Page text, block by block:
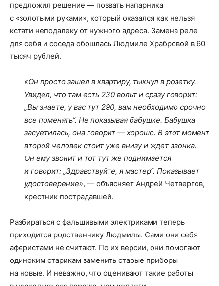
предложил решение — позвать напарника
с «золотыми руками», который оказался как нельзя
кстати неподалеку от нужного адреса. Замена реле
для себя и соседа обошлась Людмиле Храбровой в 60
тысяч рублей.
«Он просто зашел в квартиру, тыкнул в розетку.
Увидел, что там есть 230 вольт и сразу говорит:
„Вы знаете, у вас тут 290, вам необходимо срочно
все поменять“. Не показывая бабушке. Бабушка
засуетилась, она говорит — хорошо. В этот момент
второй человек стоит уже внизу и ждет звонка.
Он ему звонит и тот тут же поднимается
и говорит: „Здравствуйте, я мастер“. Показывает
удостоверение», — объясняет Андрей Четвергов,
крестник пострадавшей.
Разбираться с фальшивыми электриками теперь
приходится родственнику Людмилы. Сами они себя
аферистами не считают. По их версии, они помогают
одиноким старикам заменить старые приборы
на новые. И неважно, что оценивают такие работы